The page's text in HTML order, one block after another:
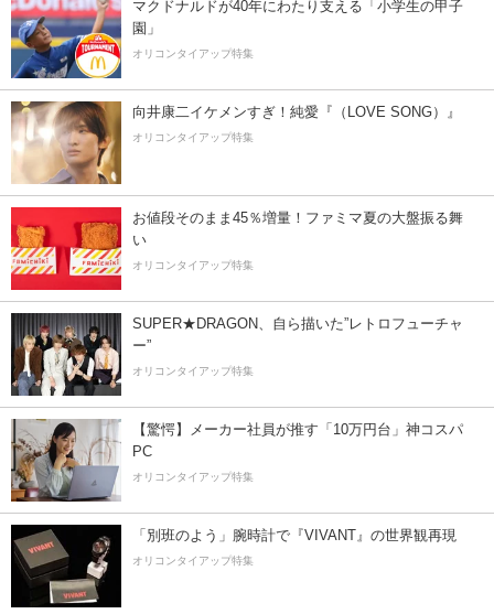
マクドナルドが40年にわたり支える「小学生の甲子
園」
オリコンタイアップ特集
向井康二イケメンすぎ！純愛『（LOVE SONG）』
オリコンタイアップ特集
お値段そのまま45％増量！ファミマ夏の大盤振る舞
い
オリコンタイアップ特集
SUPER★DRAGON、自ら描いた”レトロフューチャ
ー”
オリコンタイアップ特集
【驚愕】メーカー社員が推す「10万円台」神コスパ
PC
オリコンタイアップ特集
「別班のよう」腕時計で『VIVANT』の世界観再現
オリコンタイアップ特集